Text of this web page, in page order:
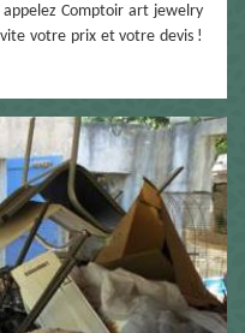
Comptoir art jewelry
votre prix et votre devis !